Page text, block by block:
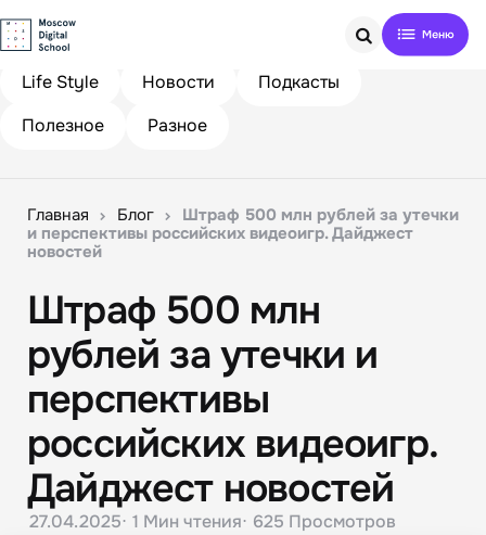
Search
Life Style
Новости
Подкасты
Полезное
Разное
Главная Блог
Штраф 500 млн рублей за утечки
и перспективы российских видеоигр. Дайджест
новостей
Штраф 500 млн
рублей за утечки и
перспективы
российских видеоигр.
Дайджест новостей
27.04.2025 1 Мин чтения 625 Просмотров